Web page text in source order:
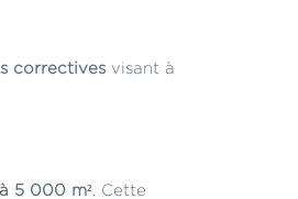
correctives visant à
5 000 m² . Cette